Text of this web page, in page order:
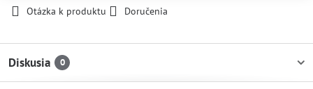
Otázka k produktu Doručenia
Diskusia 0